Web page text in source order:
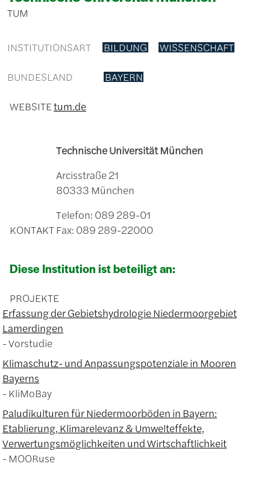
TUM
INSTITUTIONSART BILDUNG WISSENSCHAFT
BUNDESLAND BAYERN
WEBSITEtum.de
KONTAKT
Technische Universität München
Arcisstraße 21
80333 München
Telefon: 089 289-01
Fax: 089 289-22000
Diese Institution ist beteiligt an:
PROJEKTE
Erfassung der Gebietshydrologie Niedermoorgebiet
Lamerdingen
Vorstudie
Klimaschutz- und Anpassungspotenziale in Mooren
Bayerns
KliMoBay
Paludikulturen für Niedermoorböden in Bayern:
Etablierung, Klimarelevanz & Umwelteffekte,
Verwertungsmöglichkeiten und Wirtschaftlichkeit
MOORuse